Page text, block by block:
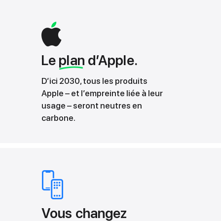
Le plan d’Apple.
D’ici 2030, tous les produits
Apple – et l’empreinte liée à leur
usage – seront neutres en
carbone.
Vous changez